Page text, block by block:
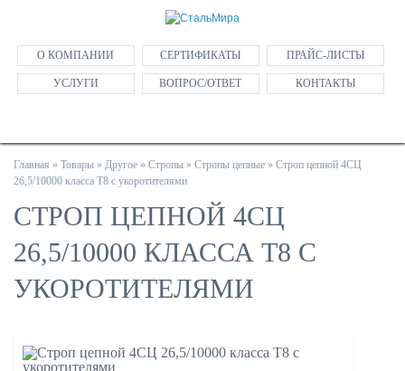
О КОМПАНИИ СЕРТИФИКАТЫ ПРАЙС-ЛИСТЫ
УСЛУГИ ВОПРОС/ОТВЕТ КОНТАКТЫ
Главная » Товары » Другое » Стропы » Стропы цепные » Строп цепной 4СЦ
26,5/10000 класса Т8 с укоротителями
СТРОП ЦЕПНОЙ 4СЦ
26,5/10000 КЛАССА Т8 С
УКОРОТИТЕЛЯМИ